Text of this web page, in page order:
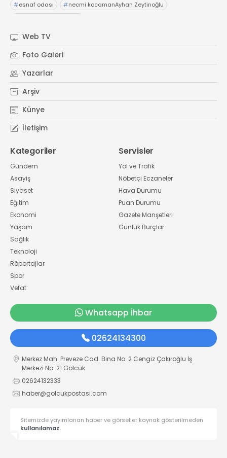
#esnaf odası #necmi kocamanAyhan Zeytinoğlu
Web TV
Foto Galeri
Yazarlar
Arşiv
Künye
İletişim
Kategoriler
Gündem
Asayiş
Siyaset
Eğitim
Ekonomi
Yaşam
Sağlık
Teknoloji
Röportajlar
Spor
Vefat
Servisler
Yol ve Trafik
Nöbetçi Eczaneler
Hava Durumu
Puan Durumu
Gazete Manşetleri
Günlük Burçlar
Whatsapp İhbar
02624134300
Merkez Mah. Preveze Cad. Bina No: 2 Cengiz Çakıroğlu İş
Merkezi No: 21 Gölcük
02624132333
haber@golcukpostasi.com
Sitemizde yayımlanan haber ve görseller kaynak gösterilmeden
kullanılamaz.